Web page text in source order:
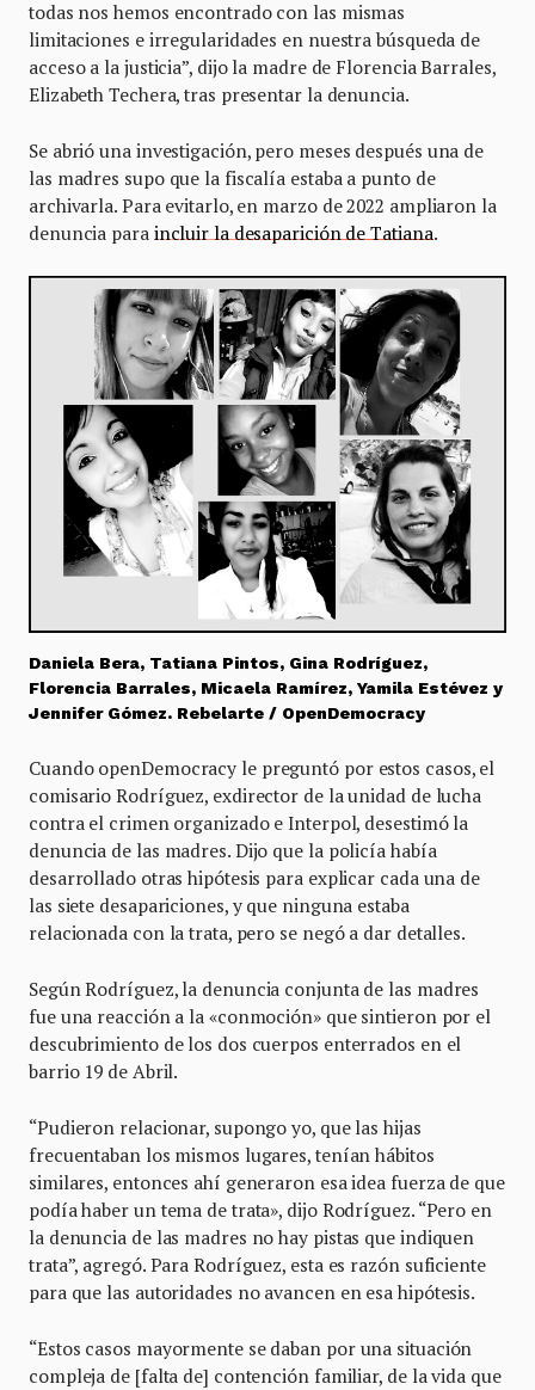
todas nos hemos encontrado con las mismas
limitaciones e irregularidades en nuestra búsqueda de
acceso a la justicia”, dijo la madre de Florencia Barrales,
Elizabeth Techera, tras presentar la denuncia.
Se abrió una investigación, pero meses después una de
las madres supo que la fiscalía estaba a punto de
archivarla. Para evitarlo, en marzo de 2022 ampliaron la
denuncia para incluir la desaparición de Tatiana.
Daniela Bera, Tatiana Pintos, Gina Rodríguez,
Florencia Barrales, Micaela Ramírez, Yamila Estévez y
Jennifer Gómez. Rebelarte / OpenDemocracy
Cuando openDemocracy le preguntó por estos casos, el
comisario Rodríguez, exdirector de la unidad de lucha
contra el crimen organizado e Interpol, desestimó la
denuncia de las madres. Dijo que la policía había
desarrollado otras hipótesis para explicar cada una de
las siete desapariciones, y que ninguna estaba
relacionada con la trata, pero se negó a dar detalles.
Según Rodríguez, la denuncia conjunta de las madres
fue una reacción a la «conmoción» que sintieron por el
descubrimiento de los dos cuerpos enterrados en el
barrio 19 de Abril.
“Pudieron relacionar, supongo yo, que las hijas
frecuentaban los mismos lugares, tenían hábitos
similares, entonces ahí generaron esa idea fuerza de que
podía haber un tema de trata», dijo Rodríguez. “Pero en
la denuncia de las madres no hay pistas que indiquen
trata”, agregó. Para Rodríguez, esta es razón suficiente
para que las autoridades no avancen en esa hipótesis.
“Estos casos mayormente se daban por una situación
compleja de [falta de] contención familiar, de la vida que